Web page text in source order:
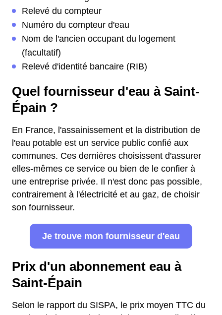
Relevé du compteur
Numéro du compteur d'eau
Nom de l'ancien occupant du logement
(facultatif)
Relevé d'identité bancaire (RIB)
Quel fournisseur d'eau à Saint-
Épain ?
En France, l'assainissement et la distribution de
l'eau potable est un service public confié aux
communes. Ces dernières choisissent d'assurer
elles-mêmes ce service ou bien de le confier à
une entreprise privée. Il n'est donc pas possible,
contrairement à l'électricité et au gaz, de choisir
son fournisseur.
Je trouve mon fournisseur d'eau
Prix d'un abonnement eau à
Saint-Épain
Selon le rapport du SISPA, le prix moyen TTC du